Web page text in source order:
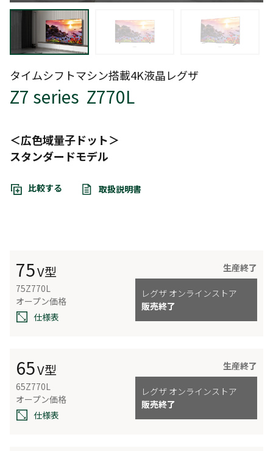
タイムシフトマシン搭載4K液晶レグザ
Z7 series Z770L
＜広色域量子ドット＞
スタンダードモデル
比較する 取扱説明書
75V型
75Z770L
仕様表
オープン価格
生産終了
レグザ オンラインストア
販売終了
65V型
65Z770L
仕様表
オープン価格
生産終了
レグザ オンラインストア
販売終了